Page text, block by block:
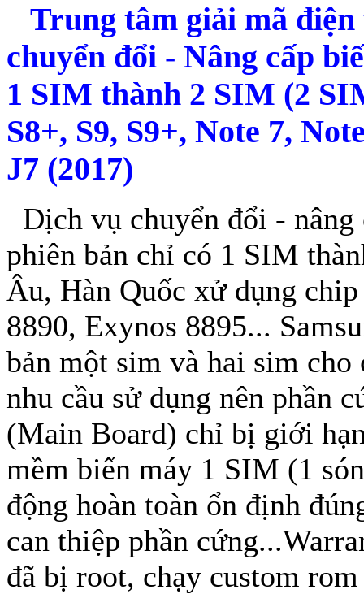
Trung tâm giải mã
chuyển đổi - Nâng cấp
1 SIM thành 2 SIM (2
S8+, S9, S9+, Note 7,
J7 (2017)
Dịch vụ chuyển đổi - nâng
phiên bản chỉ có 1 SIM
Âu, Hàn Quốc xử dụng
8890, Exynos 8895...
bản một sim và hai sim
nhu cầu sử dụng nên phần
(Main Board) chỉ bị giới
mềm biến máy 1 SIM (1
động hoàn toàn ổn định
can thiệp phần
đã bị root, chạy custom